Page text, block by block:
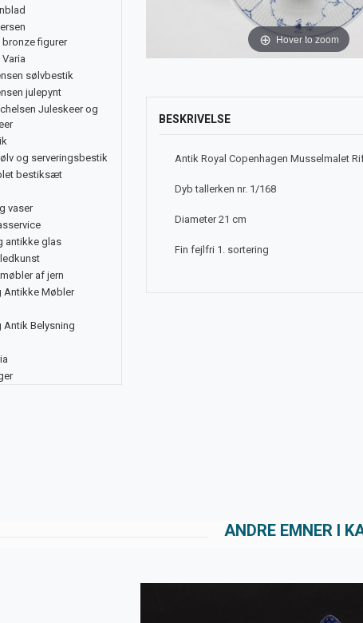
figurer
sølvbestik
julepynt
Juleskeer og
og serveringsbestik
bestiksæt
vaser
antikke glas
af jern
Møbler
Belysning
Hover to zoom
BESKRIVELSE
Antik Royal Copenhagen Musselmalet
Dyb tallerken nr. 1/168
Diameter 21 cm
Fin fejlfri 1. sortering
ANDRE EMNER I